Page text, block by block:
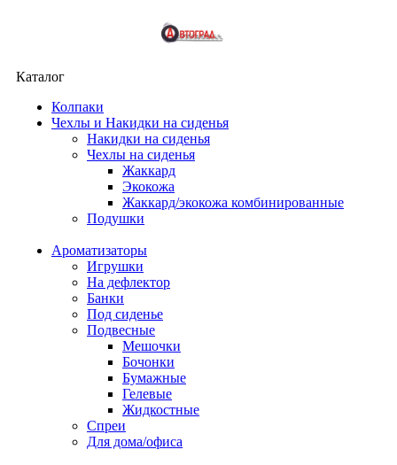
Каталог
Колпаки
Чехлы и Накидки на сиденья
Накидки на сиденья
Чехлы на сиденья
Жаккард
Экокожа
Жаккард/экокожа комбинированные
Подушки
Ароматизаторы
Игрушки
На дефлектор
Банки
Под сиденье
Подвесные
Мешочки
Бочонки
Бумажные
Гелевые
Жидкостные
Спреи
Для дома/офиса